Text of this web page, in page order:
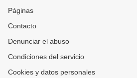
Páginas
Contacto
Denunciar el abuso
Condiciones del servicio
Cookies y datos personales